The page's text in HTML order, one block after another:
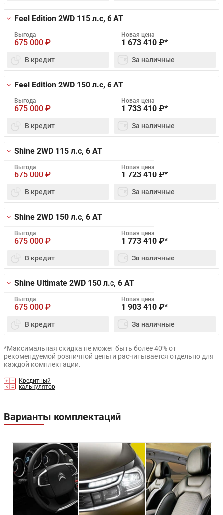
Feel Edition 2WD 115 л.с, 6 AT
Выгода
675 000 ₽
Новая цена
1 673 410 ₽*
В кредит За наличные
Feel Edition 2WD 150 л.с, 6 AT
Выгода
675 000 ₽
Новая цена
1 733 410 ₽*
В кредит За наличные
Shine 2WD 115 л.с, 6 AT
Выгода
675 000 ₽
Новая цена
1 723 410 ₽*
В кредит За наличные
Shine 2WD 150 л.с, 6 AT
Выгода
675 000 ₽
Новая цена
1 773 410 ₽*
В кредит За наличные
Shine Ultimate 2WD 150 л.с, 6 AT
Выгода
675 000 ₽
Новая цена
1 903 410 ₽*
В кредит За наличные
*Максимальная скидка не может быть более 40% от
рекомендуемой розничной цены и расчитывается отдельно для
каждой комплектации.
Кредитный
калькулятор
Варианты комплектаций